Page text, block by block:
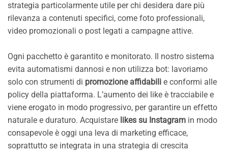
strategia particolarmente utile per chi desidera dare più
rilevanza a contenuti specifici, come foto professionali,
video promozionali o post legati a campagne attive.
Ogni pacchetto è garantito e monitorato. Il nostro sistema
evita automatismi dannosi e non utilizza bot: lavoriamo
solo con strumenti di promozione affidabili e conformi alle
policy della piattaforma. L’aumento dei like è tracciabile e
viene erogato in modo progressivo, per garantire un effetto
naturale e duraturo. Acquistare likes su Instagram in modo
consapevole è oggi una leva di marketing efficace,
soprattutto se integrata in una strategia di crescita